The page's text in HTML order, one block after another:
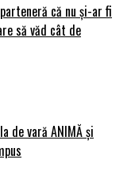
că nu și-ar fi
să văd cât de
de vară ANIMĂ și